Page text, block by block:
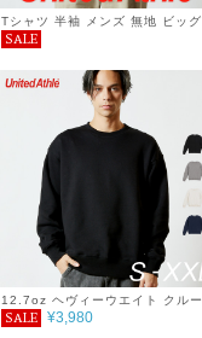
Tシャツ 半袖 メンズ 無地 ビッグ
シルエットＴシャツ 5.6オンス S
しゃれ 春 夏 運動会 服
SALE
12.7oz ヘヴィーウエイト クルー
ネック スウェット 裏パイル 無地
SALE ¥3,980